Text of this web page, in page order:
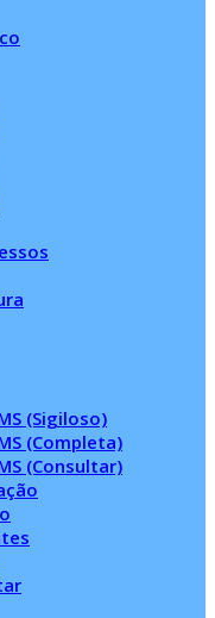
(Sigiloso)
(Completa)
(Consultar)